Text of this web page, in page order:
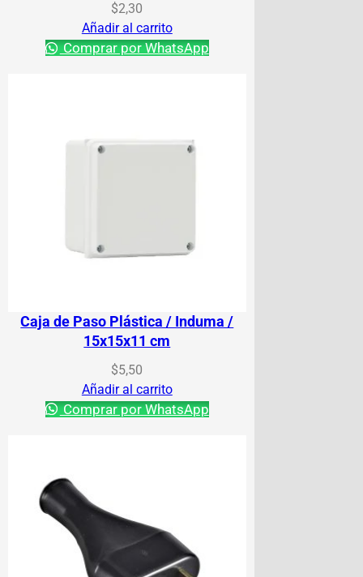
$2,30
Añadir al carrito
Comprar por WhatsApp
Caja de Paso Plástica / Induma /
15x15x11 cm
$5,50
Añadir al carrito
Comprar por WhatsApp